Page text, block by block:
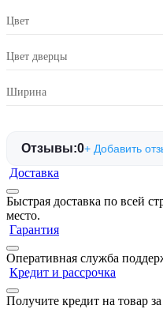
Цвет
Цвет дверцы
Ширина
Отзывы:0+ Добавить
Доставка
Быстрая доставка по всей
место.
Гарантия
Оперативная служба
Кредит и рассрочка
Получите кредит на товар